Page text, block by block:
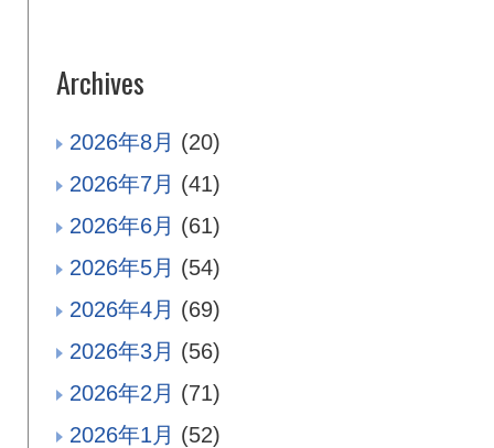
Archives
2026年8月 (20)
2026年7月 (41)
2026年6月 (61)
2026年5月 (54)
2026年4月 (69)
2026年3月 (56)
2026年2月 (71)
2026年1月 (52)